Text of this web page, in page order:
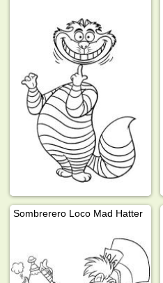
Sombrerero Loco Mad Hatter